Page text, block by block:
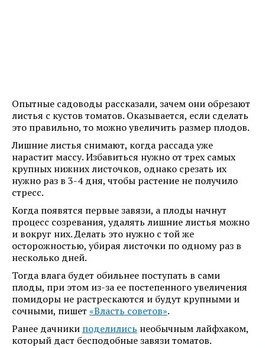
Опытные садоводы рассказали, зачем они обрезают
листья с кустов томатов. Оказывается, если сделать
это правильно, то можно увеличить размер плодов.
Лишние листья снимают, когда рассада уже
нарастит массу. Избавиться нужно от трех самых
крупных нижних листочков, однако срезать их
нужно раз в 3-4 дня, чтобы растение не получило
стресс.
Когда появятся первые завязи, а плоды начнут
процесс созревания, удалять лишние листья можно
и вокруг них. Делать это нужно с той же
осторожностью, убирая листочки по одному раз в
несколько дней.
Тогда влага будет обильнее поступать в сами
плоды, при этом из-за ее постепенного увеличения
помидоры не растрескаются и будут крупными и
сочными, пишет «Власть советов».
Ранее дачники поделились необычным лайфхаком,
который даст бесподобные завязи томатов.